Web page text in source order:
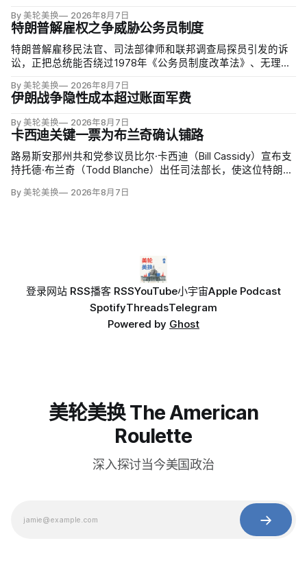
By 美轮美换 2026年8月7日
特朗普解雇权之争威胁公务员制度
特朗普解雇移民法官、司法部律师和联邦调查局探员引发的诉
讼，正把总统能否绕过1978年《公务员制度改革法》、无理由
天将全院审理两名前移民法官梅根·杰克勒（Megan Jackler）
和布兰登·贾罗赫（Brandon Jaroc…
By 美轮美换 2026年8月7日
伊朗战争隐性成本超过账面军费
By 美轮美换 2026年8月7日
卡西迪关键一票为布兰奇确认铺路
路易斯安那州共和党参议员比尔·卡西迪（Bill Cassidy）宣布支
持托德·布兰奇（Todd Blanche）出任司法部长，使这位特朗普
By 美轮美换 2026年8月7日
登录网站 RSS播客 RSSYouTube小宇宙Apple Podcast
SpotifyThreadsTelegram
Powered by Ghost
美轮美换 The American
Roulette
深入探讨当今美国政治